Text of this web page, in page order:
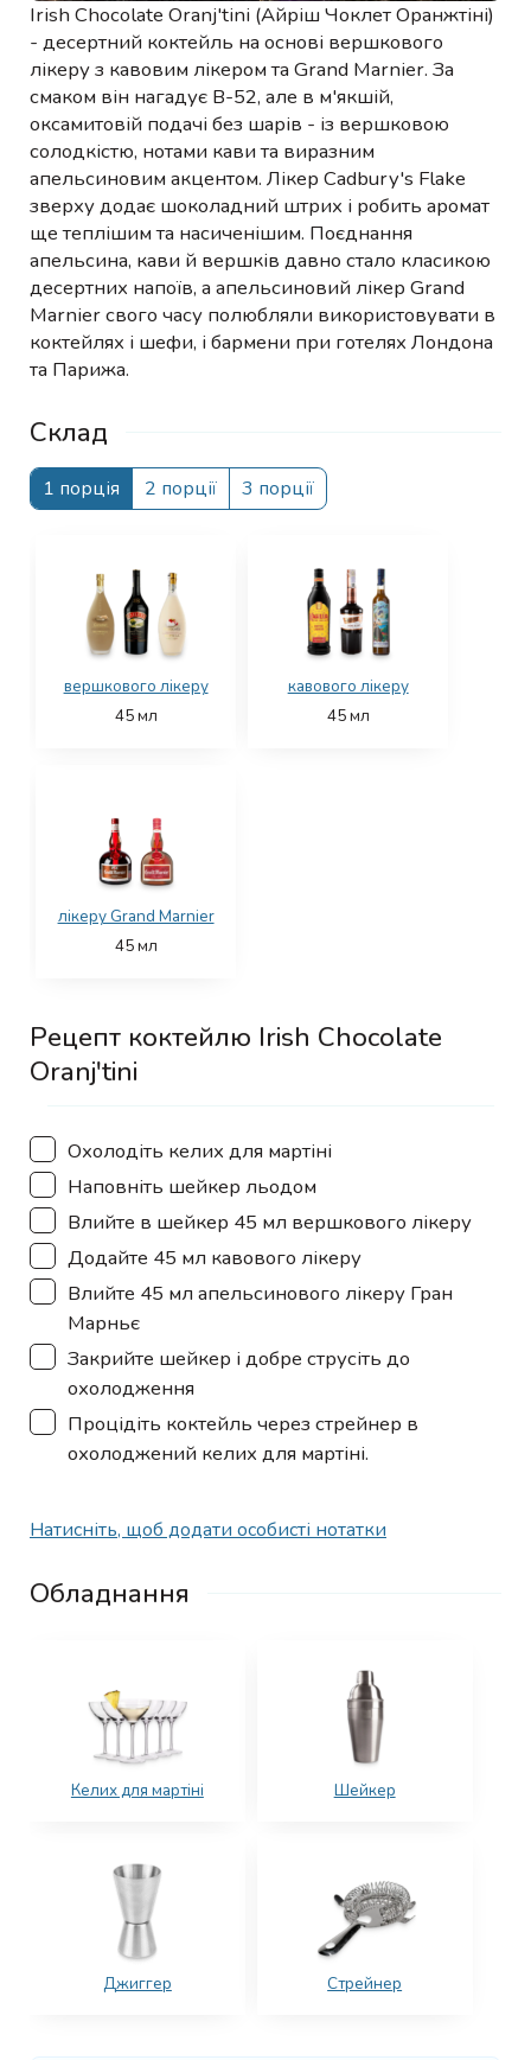
Irish Chocolate Oranj'tini (Айріш Чоклет Оранжтіні)
- десертний коктейль на основі вершкового
лікеру з кавовим лікером та Grand Marnier. За
смаком він нагадує B-52, але в м'якшій,
оксамитовій подачі без шарів - із вершковою
солодкістю, нотами кави та виразним
апельсиновим акцентом. Лікер Cadbury's Flake
зверху додає шоколадний штрих і робить аромат
ще теплішим та насиченішим. Поєднання
апельсина, кави й вершків давно стало класикою
десертних напоїв, а апельсиновий лікер Grand
Marnier свого часу полюбляли використовувати в
коктейлях і шефи, і бармени при готелях Лондона
та Парижа.
Склад
1 порція 2 порції 3 порції
вершкового лікеру
45мл
кавового лікеру
45мл
лікеру Grand Marnier
45мл
Рецепт коктейлю Irish Chocolate
Oranj'tini
▢
Охолодіть келих для мартіні
▢
Наповніть шейкер льодом
▢
Влийте в шейкер 45 мл вершкового лікеру
▢
Додайте 45 мл кавового лікеру
▢
Влийте 45 мл апельсинового лікеру Гран
Марньє
▢
Закрийте шейкер і добре струсіть до
охолодження
▢
Процідіть коктейль через стрейнер в
охолоджений келих для мартіні.
Натисніть, щоб додати особисті нотатки
Обладнання
Келих для мартіні Шейкер
Джиггер Стрейнер